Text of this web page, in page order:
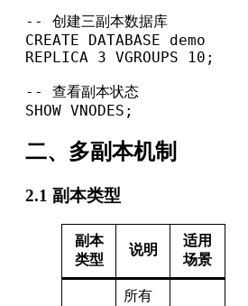
-- 创建三副本数据库
CREATE DATABASE demo
REPLICA 3 VGROUPS 10;
-- 查看副本状态
SHOW VNODES;
二、多副本机制
2.1 副本类型
副本
类型
说明
适用
场景
所有